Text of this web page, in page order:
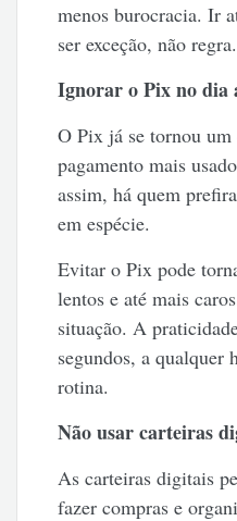
menos burocracia. Ir
ser exceção, não regra.
Ignorar o Pix no dia
O Pix já se tornou um
pagamento mais
assim, há quem
em espécie.
Evitar o Pix pode
lentos e até mais
situação. A
segundos, a qualquer
rotina.
Não usar carteiras
As carteiras digitais
fazer compras e